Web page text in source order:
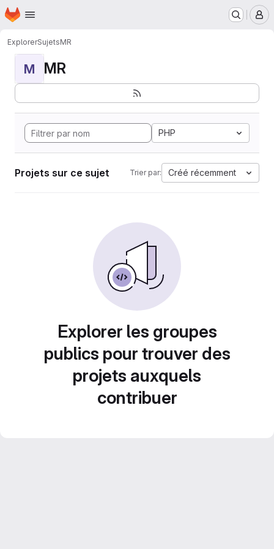
Passer au contenu principal
Page d'accueil
ExplorerSujetsMR
M MR
PHP
Projets sur ce sujet Trier par: Créé récemment
Explorer les groupes
publics pour trouver des
projets auxquels
contribuer